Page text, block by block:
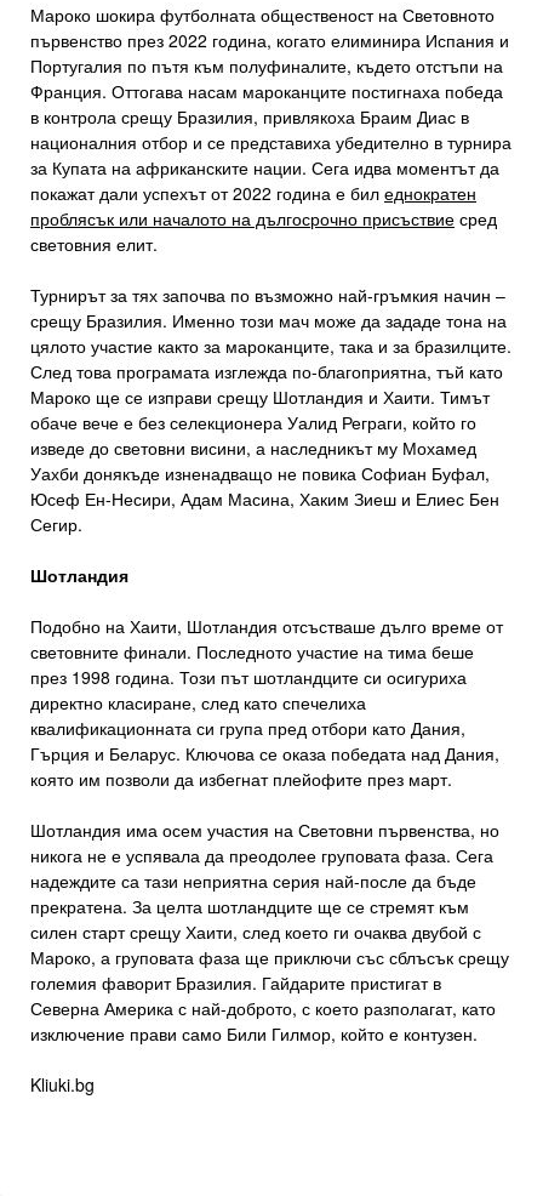
Мароко шокира футболната общественост на Световното
първенство през 2022 година, когато елиминира Испания и
Португалия по пътя към полуфиналите, където отстъпи на
Франция. Оттогава насам мароканците постигнаха победа
в контрола срещу Бразилия, привлякоха Браим Диас в
националния отбор и се представиха убедително в турнира
за Купата на африканските нации. Сега идва моментът да
покажат дали успехът от 2022 година е бил еднократен
проблясък или началото на дългосрочно присъствие сред
световния елит.
Турнирът за тях започва по възможно най-гръмкия начин –
срещу Бразилия. Именно този мач може да зададе тона на
цялото участие както за мароканците, така и за бразилците.
След това програмата изглежда по-благоприятна, тъй като
Мароко ще се изправи срещу Шотландия и Хаити. Тимът
обаче вече е без селекционера Уалид Реграги, който го
изведе до световни висини, а наследникът му Мохамед
Уахби донякъде изненадващо не повика Софиан Буфал,
Юсеф Ен-Несири, Адам Масина, Хаким Зиеш и Елиес Бен
Сегир.
Шотландия
Подобно на Хаити, Шотландия отсъстваше дълго време от
световните финали. Последното участие на тима беше
през 1998 година. Този път шотландците си осигуриха
директно класиране, след като спечелиха
квалификационната си група пред отбори като Дания,
Гърция и Беларус. Ключова се оказа победата над Дания,
която им позволи да избегнат плейофите през март.
Шотландия има осем участия на Световни първенства, но
никога не е успявала да преодолее груповата фаза. Сега
надеждите са тази неприятна серия най-после да бъде
прекратена. За целта шотландците ще се стремят към
силен старт срещу Хаити, след което ги очаква двубой с
Мароко, а груповата фаза ще приключи със сблъсък срещу
големия фаворит Бразилия. Гайдарите пристигат в
Северна Америка с най-доброто, с което разполагат, като
изключение прави само Били Гилмор, който е контузен.
Kliuki.bg